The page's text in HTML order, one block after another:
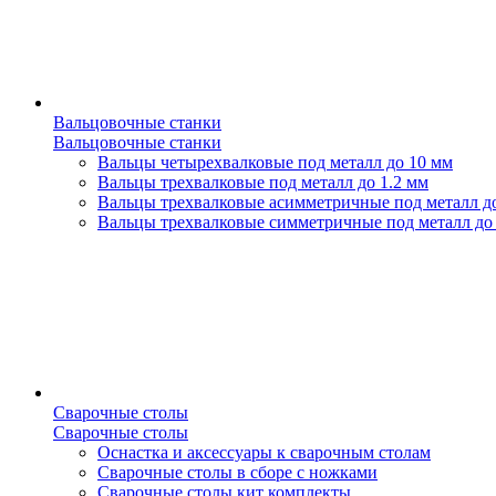
Вальцовочные станки
Вальцовочные станки
Вальцы четырехвалковые под металл до 10 мм
Вальцы трехвалковые под металл до 1.2 мм
Вальцы трехвалковые асимметричные под металл
Вальцы трехвалковые симметричные под металл
Сварочные столы
Сварочные столы
Оснастка и аксессуары к сварочным столам
Сварочные столы в сборе с ножками
Сварочные столы кит комплекты